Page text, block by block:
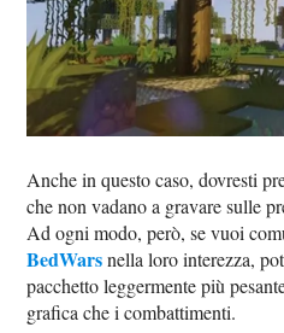
Anche in questo caso, dovresti
che non vadano a gravare sulle
Ad ogni modo, però, se vuoi
BedWarsnella loro interezza,
pacchetto leggermente più
grafica che i combattimenti.